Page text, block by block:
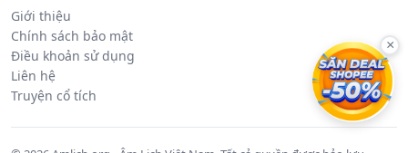
Giới thiệu
Chính sách bảo mật
Điều khoản sử dụng
Liên hệ
Truyện cổ tích
×